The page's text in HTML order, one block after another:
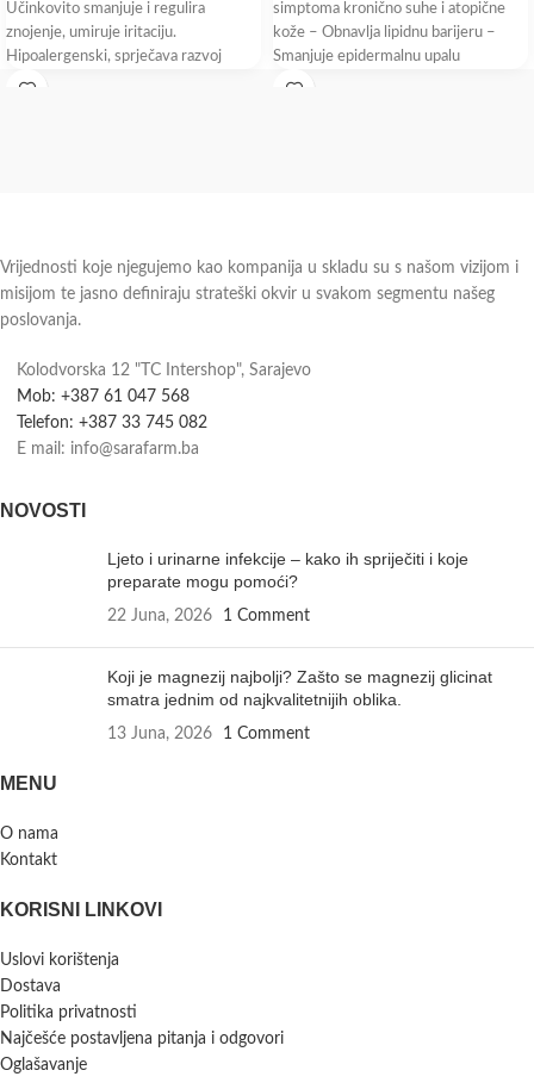
Učinkovito smanjuje i regulira
znojenje, umiruje iritaciju.
Hipoalergenski, sprječava razvoj
mikroorganizama koji su odgovorni za
simptoma kronično suhe i atopične
kože – Obnavlja lipidnu barijeru –
Smanjuje epidermalnu upalu
Vrijednosti koje njegujemo kao kompanija u skladu su s našom vizijom i
misijom te jasno definiraju strateški okvir u svakom segmentu našeg
poslovanja.
Kolodvorska 12 "TC Intershop", Sarajevo
Mob: +387 61 047 568
Telefon: +387 33 745 082
E mail: info@sarafarm.ba
NOVOSTI
Ljeto i urinarne infekcije – kako ih spriječiti i koje
preparate mogu pomoći?
22 Juna, 2026 1 Comment
Koji je magnezij najbolji? Zašto se magnezij glicinat
smatra jednim od najkvalitetnijih oblika.
13 Juna, 2026 1 Comment
MENU
O nama
Kontakt
KORISNI LINKOVI
Uslovi korištenja
Dostava
Politika privatnosti
Najčešće postavljena pitanja i odgovori
Oglašavanje